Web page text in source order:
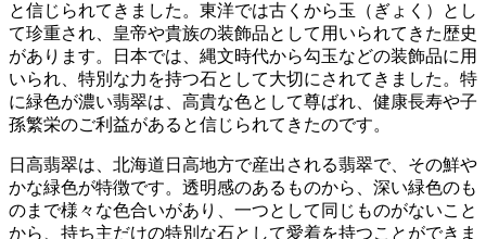
と信じられてきました。東洋では古くから玉（ぎょく）とし
て珍重され、皇帝や貴族の装飾品として用いられてきた歴史
があります。
日本では、縄文時代から勾玉などの装飾品に用
いられ、特別な力を持つ石として大切にされてきました。 特
に緑色が濃い翡翠は、高貴な色として尊ばれ、健康長寿や子
孫繁栄のご利益があると信じられてきたのです。
日高翡翠は、北海道日高地方で産出される翡翠で、その鮮や
かな緑色が特徴です。透明感のあるものから、深い緑色のも
のまで様々な色合いがあり、 一つとして同じものがないこと
から、持ち主だけの特別な石として愛着を持つことができま